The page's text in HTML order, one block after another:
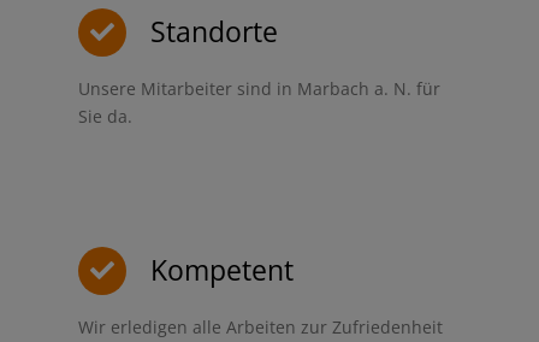
Standorte
Unsere Mitarbeiter sind in Marbach a. N. für
Sie da.
Kompetent
Wir erledigen alle Arbeiten zur Zufriedenheit